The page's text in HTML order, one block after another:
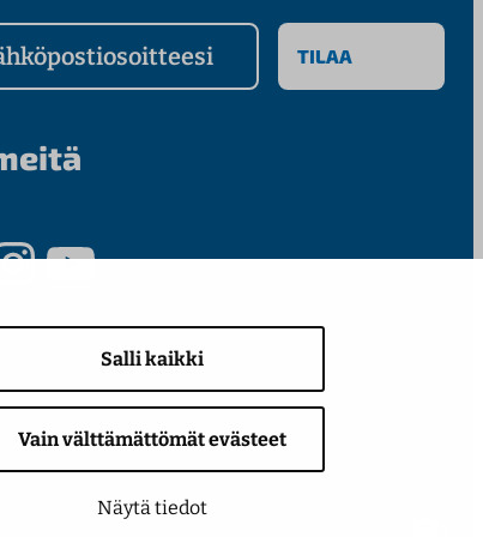
Salli kaikki
Vain välttämättömät evästeet
Näytä tiedot
YouTube